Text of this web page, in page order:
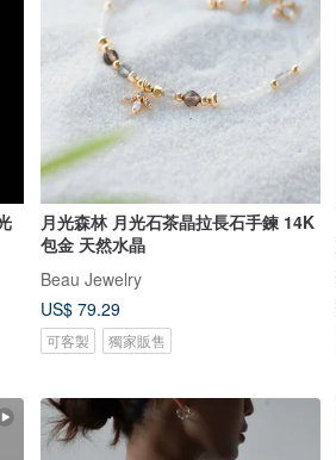
月光森林 月光石茶晶拉長石手鍊 14K
包金 天然水晶
Beau Jewelry
US$ 79.29
可客製 獨家販售